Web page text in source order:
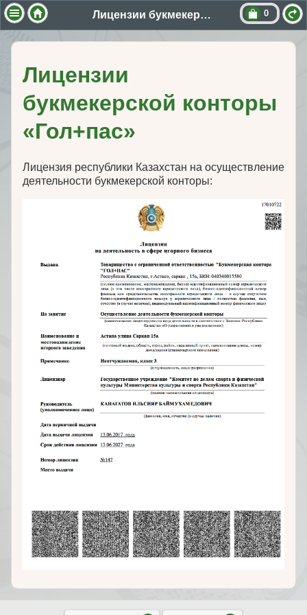
Лицензии букмекерской конторы «Гол+пас» 0
Лицензии
букмекерской конторы
«Гол+пас»
Лицензия республики Казахстан на осуществление
деятельности букмекерской конторы: